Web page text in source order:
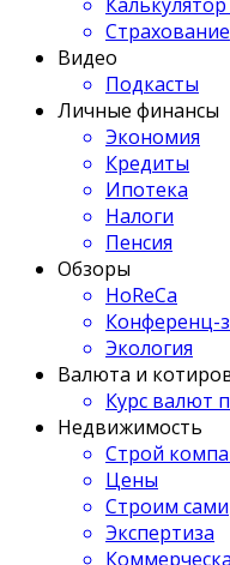
Страхование
Видео
Подкасты
Личные финансы
Экономия
Кредиты
Ипотека
Налоги
Пенсия
Обзоры
HoReCa
Конференц-
Экология
Валюта и
Курс валют
Недвижимость
Строй
Цены
Строим сами
Экспертиза